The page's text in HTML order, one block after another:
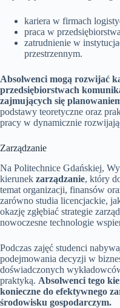
kariera w firmach
praca w
zatrudnienie w
przestrzennym.
Absolwenci mogą rozwijać
przedsiębiorstwach
zajmujących się
podstawy teoretyczne oraz
pracy w dynamicznie
Zarządzanie
Na Politechnice Gdańskiej,
kierunek zarządzanie, który
temat organizacji, finansów
zarówno studia licencjackie,
okazję zgłębiać strategie
nowoczesne technologie
Podczas zajęć studenci
podejmowania decyzji w
doświadczonych
praktyką. Absolwenci tego
konieczne do efektywnego
środowisku gospodarczym.